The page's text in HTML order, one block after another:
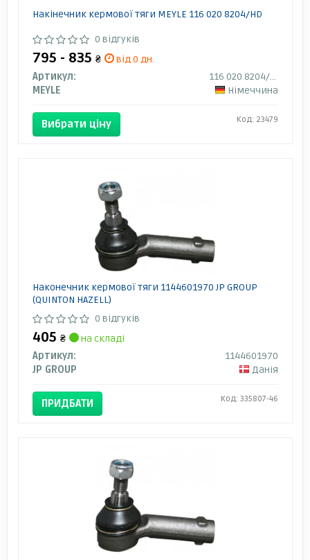
Накінечник кермової тяги MEYLE 116 020 8204/HD
0 відгуків
795 - 835 ₴
від 0 дн.
Артикул:
116 020 8204/HD
MEYLE
Німеччина
Вибрати ціну Код: 23479
Наконечник кермової тяги 1144601970 JP GROUP
(QUINTON HAZELL)
0 відгуків
405 ₴
на складі
Артикул:
1144601970
JP GROUP
Данія
ПРИДБАТИ Код: 335807-46